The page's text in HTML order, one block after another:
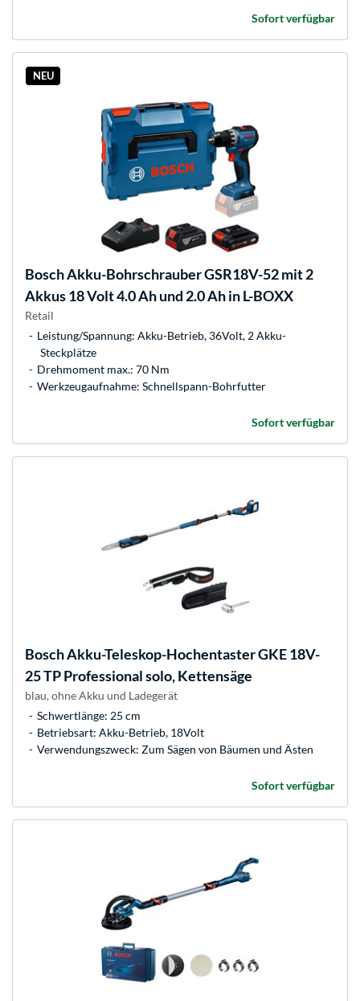
Sofort verfügbar
NEU
BoschAkku-Bohrschrauber GSR18V-52 mit 2
Akkus 18 Volt 4.0 Ah und 2.0 Ah in L-BOXX
Retail
Leistung/Spannung: Akku-Betrieb, 36Volt, 2 Akku-
Steckplätze
Drehmoment max.: 70 Nm
Werkzeugaufnahme: Schnellspann-Bohrfutter
Sofort verfügbar
BoschAkku-Teleskop-Hochentaster GKE 18V-
25 TP Professional solo, Kettensäge
blau, ohne Akku und Ladegerät
Schwertlänge: 25 cm
Betriebsart: Akku-Betrieb, 18Volt
Verwendungszweck: Zum Sägen von Bäumen und Ästen
Sofort verfügbar